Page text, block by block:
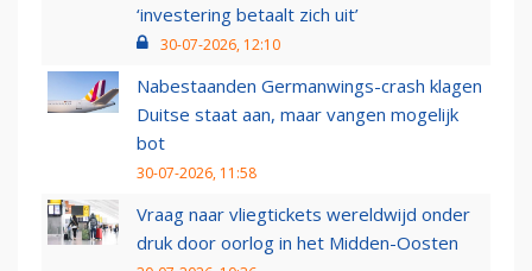
‘investering betaalt zich uit’
30-07-2026, 12:10
Nabestaanden Germanwings-crash klagen
Duitse staat aan, maar vangen mogelijk
bot
30-07-2026, 11:58
Vraag naar vliegtickets wereldwijd onder
druk door oorlog in het Midden-Oosten